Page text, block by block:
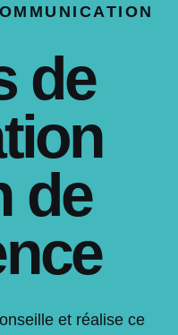
de
de
et réalise ce